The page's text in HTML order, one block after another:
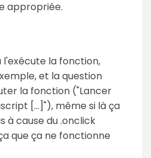
appropriée.
l'exécute la fonction,
et la question
la fonction ("Lancer
[...]"), même si là ça
à cause du .onclick
que ça ne fonctionne